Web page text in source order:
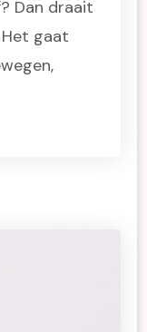
Dan draait
gaat